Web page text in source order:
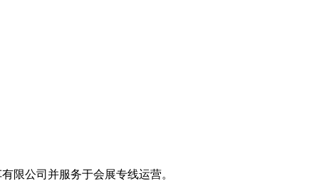
限公司并服务于会展专线运营。